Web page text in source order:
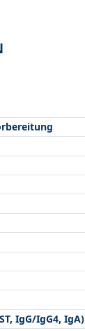
IgG/IgG4, IgA)